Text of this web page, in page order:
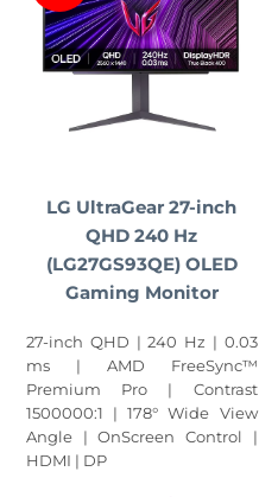
LG UltraGear 27-inch
QHD 240 Hz
(LG27GS93QE) OLED
Gaming Monitor
27-inch QHD | 240 Hz | 0.03
ms | AMD FreeSync™
Premium Pro | Contrast
1500000:1 | 178° Wide View
Angle | OnScreen Control |
HDMI | DP